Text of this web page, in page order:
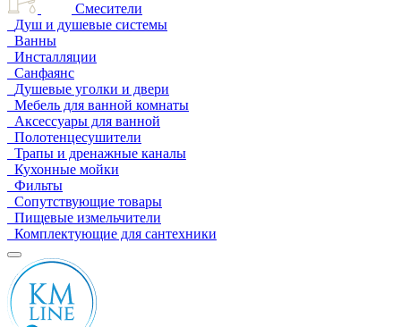
Смесители
Душ и душевые системы
Ванны
Инсталляции
Санфаянс
Душевые уголки и двери
Мебель для ванной комнаты
Аксессуары для ванной
Полотенцесушители
Трапы и дренажные каналы
Кухонные мойки
Фильты
Сопутствующие товары
Пищевые измельчители
Комплектующие для сантехники